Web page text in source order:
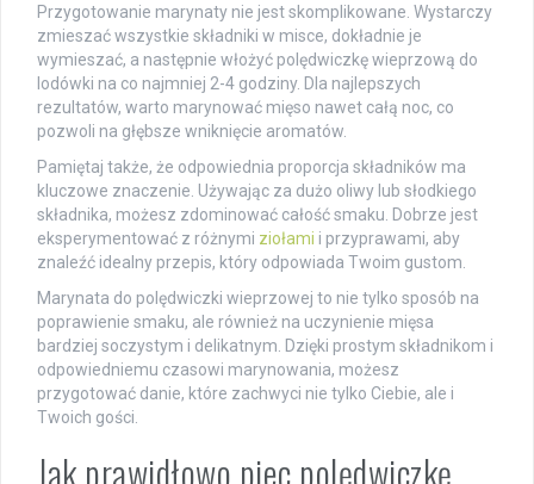
Przygotowanie marynaty nie jest skomplikowane. Wystarczy
zmieszać wszystkie składniki w misce, dokładnie je
wymieszać, a następnie włożyć polędwiczkę wieprzową do
lodówki na co najmniej 2-4 godziny. Dla najlepszych
rezultatów, warto marynować mięso nawet całą noc, co
pozwoli na głębsze wniknięcie aromatów.
Pamiętaj także, że odpowiednia proporcja składników ma
kluczowe znaczenie. Używając za dużo oliwy lub słodkiego
składnika, możesz zdominować całość smaku. Dobrze jest
eksperymentować z różnymi ziołami i przyprawami, aby
znaleźć idealny przepis, który odpowiada Twoim gustom.
Marynata do polędwiczki wieprzowej to nie tylko sposób na
poprawienie smaku, ale również na uczynienie mięsa
bardziej soczystym i delikatnym. Dzięki prostym składnikom i
odpowiedniemu czasowi marynowania, możesz
przygotować danie, które zachwyci nie tylko Ciebie, ale i
Twoich gości.
Jak prawidłowo piec polędwiczkę